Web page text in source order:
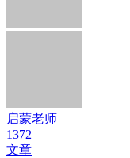
启蒙老师
1372
文章